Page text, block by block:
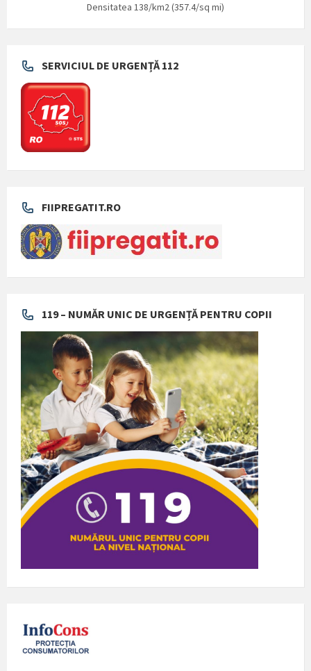
Densitatea 138/km2 (357.4/sq mi)
SERVICIUL DE URGENȚĂ 112
FIIPREGATIT.RO
119 – NUMĂR UNIC DE URGENȚĂ PENTRU COPII